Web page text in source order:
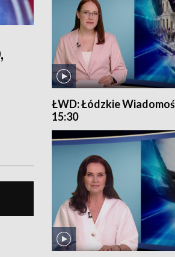
ŁWD: Łódzkie
15:30